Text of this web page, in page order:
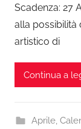
Scadenza: 27
alla possibilità
artistico di
Continua a
Aprile,